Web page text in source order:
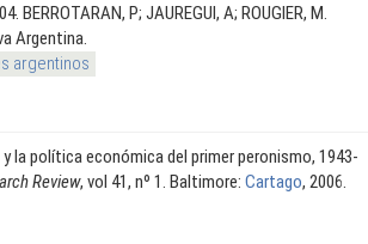
BERROTARAN, P; JAUREGUI, A; ROUGIER, M.
Argentina.
argentinos
y la política económica del primer peronismo, 1943-
Review, vol 41, nº 1. Baltimore: Cartago, 2006.